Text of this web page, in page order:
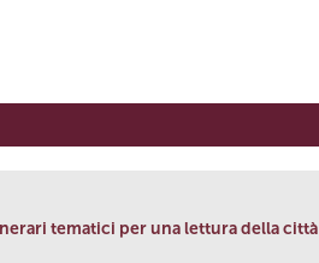
tematici per una lettura della città